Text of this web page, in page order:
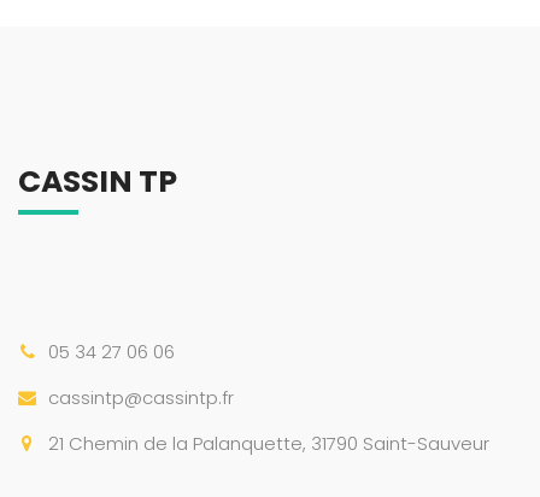
CASSIN TP
05 34 27 06 06
cassintp@cassintp.fr
21 Chemin de la Palanquette, 31790 Saint-Sauveur